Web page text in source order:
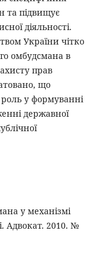
та підвищує
діяльності.
України чітко
омбудсмана в
прав
що
у формуванні
державної
у механізмі
Адвокат. 2010. №